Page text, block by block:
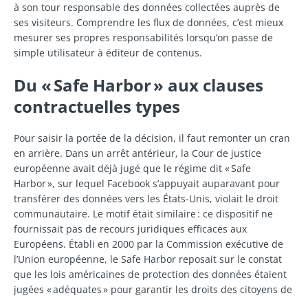
à son tour responsable des données collectées auprès de
ses visiteurs. Comprendre les flux de données, c’est mieux
mesurer ses propres responsabilités lorsqu’on passe de
simple utilisateur à éditeur de contenus.
Du « Safe Harbor » aux clauses
contractuelles types
Pour saisir la portée de la décision, il faut remonter un cran
en arrière. Dans un arrêt antérieur, la Cour de justice
européenne avait déjà jugé que le régime dit « Safe
Harbor », sur lequel Facebook s’appuyait auparavant pour
transférer des données vers les États-Unis, violait le droit
communautaire. Le motif était similaire : ce dispositif ne
fournissait pas de recours juridiques efficaces aux
Européens. Établi en 2000 par la Commission exécutive de
l’Union européenne, le Safe Harbor reposait sur le constat
que les lois américaines de protection des données étaient
jugées « adéquates » pour garantir les droits des citoyens de